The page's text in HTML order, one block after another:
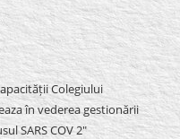
Colegiului
în vederea gestionării
SARS COV 2″